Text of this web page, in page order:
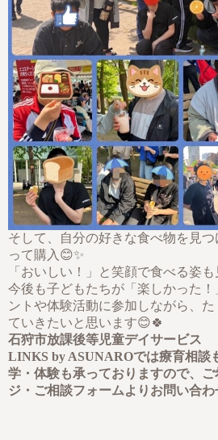
そして、自分の好きな食べ物を見
って購入😊✨
「おいしい！」と笑顔で食べる姿も
今後も子どもたちが「楽しかった
ントや体験活動に参加しながら、
ていきたいと思います😊🍀
石狩市放課後等児童デイサービス
LINKS by ASUNAROでは療育相談
学・体験も承っておりますので、
ジ・ご相談フォームよりお問い合わ